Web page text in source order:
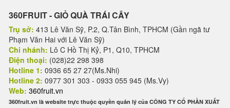
360FRUIT - GIỎ QUÀ TRÁI CÂY
Trụ sở: 413 Lê Văn Sỹ, P.2, Q.Tân Bình, TPHCM (Gần ngã tư
Phạm Văn Hai với Lê Văn Sỹ)
Chi nhánh: Lô C Hồ Thị Kỷ, P1, Q10, TPHCM
Điện thoại: (028)22 298 398
Hotline 1: 0936 65 27 27(Ms.Nhi)
Hotline 2: 0977 301 303 - 0933 055 945 (Ms.Vy)
Web: 360fruit.vn
360fruit.vn là website trực thuộc quyền quản lý của CÔNG TY CỔ PHẦN XUẤT